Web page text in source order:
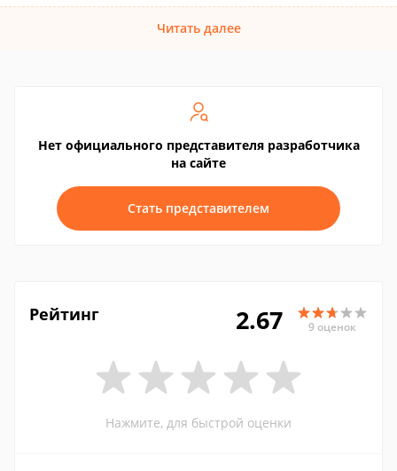
Читать далее
Нет официального представителя разработчика
на сайте
Стать представителем
Рейтинг 2.67 9 оценок
Нажмите, для быстрой оценки